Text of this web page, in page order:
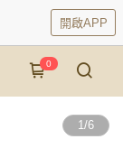
開啟APP
0
1/6